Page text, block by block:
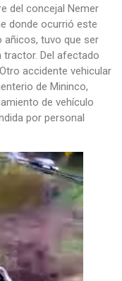
del concejal Nemer
donde ocurrió este
añicos, tuvo que ser
tractor. Del afectado
accidente vehicular
de Mininco,
de vehículo
por personal